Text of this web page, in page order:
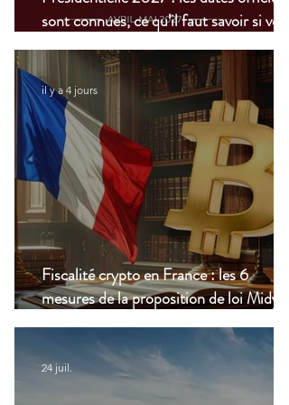
sont connues, ce qu’il faut savoir si vous
vivez à l’étranger
Fiscalité crypto en France : les 6
mesures de la proposition de loi Midy en
clair
il y a 4 jours
24 juil.